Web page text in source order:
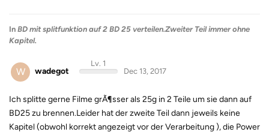
In BD mit splitfunktion auf 2 BD 25 verteilen.Zweiter Teil immer ohne
Kapitel.
W wadegot
Lv. 1
Dec 13, 2017
Ich splitte gerne Filme grÃ¶sser als 25g in 2 Teile um sie dann auf
BD25 zu brennen.Leider hat der zweite Teil dann jeweils keine
Kapitel (obwohl korrekt angezeigt vor der Verarbeitung ), die Power